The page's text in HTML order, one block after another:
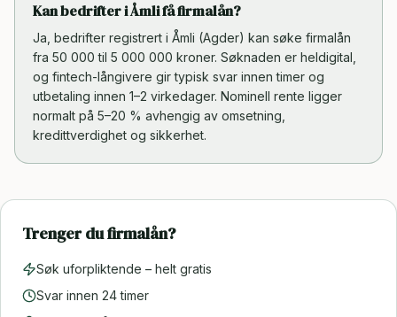
Kan bedrifter i Åmli få firmalån?
Ja, bedrifter registrert i Åmli (Agder) kan søke firmalån
fra 50 000 til 5 000 000 kroner. Søknaden er heldigital,
og fintech-långivere gir typisk svar innen timer og
utbetaling innen 1–2 virkedager. Nominell rente ligger
normalt på 5–20 % avhengig av omsetning,
kredittverdighet og sikkerhet.
Trenger du firmalån?
Søk uforpliktende – helt gratis
Svar innen 24 timer